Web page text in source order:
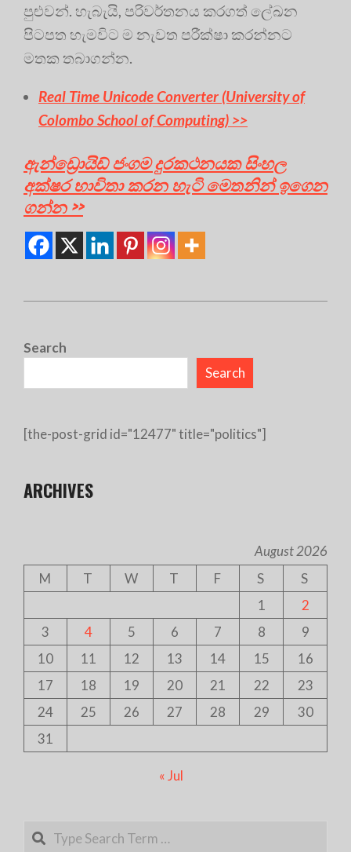
පුළුවන්. හැබැයි, පරිවර්තනය කරගත් ලේඛන
පිටපත හැමවිට ම නැවත පරීක්ෂා කරන්නට
මතක තබාගන්න.
Real Time Unicode Converter (University of
Colombo School of Computing) >>
ඇන්ඩ්‍රොයිඩ් ජංගම දුරකථනයක සිංහල
අක්ෂර භාවිතා කරන හැටි මෙතනින් ඉගෙන
ගන්න >>
16
Search
Search
[the-post-grid id="12477" title="politics"]
ARCHIVES
August 2026
M
T W T F S
S
1
2
3
4 5 6 7 8
9
10
11 12 13 14 15
16
17
18 19 20 21 22
23
24
25 26 27 28 29
30
31
« Jul
Search